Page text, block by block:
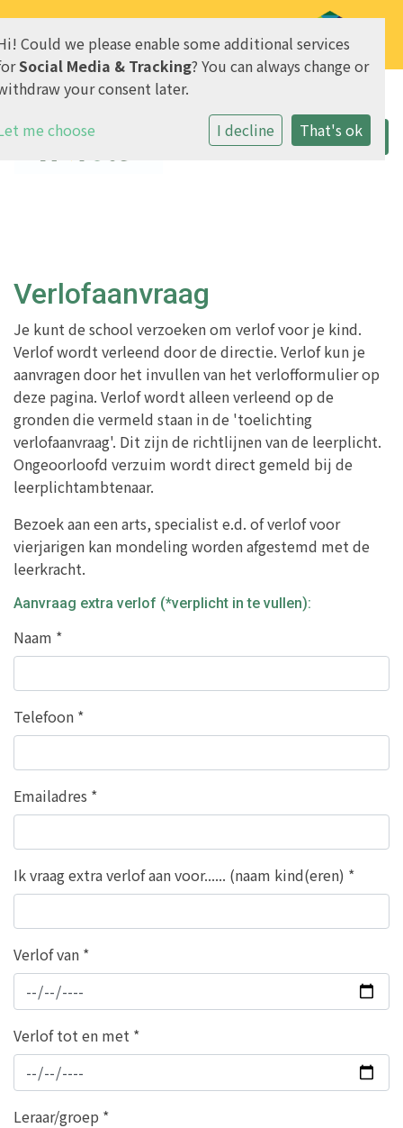
AVG & Privacy
Verlofaanvraag
Je kunt de school verzoeken om verlof voor je kind.
Verlof wordt verleend door de directie. Verlof kun je
aanvragen door het invullen van het verlofformulier op
deze pagina. Verlof wordt alleen verleend op de
gronden die vermeld staan in de 'toelichting
verlofaanvraag'. Dit zijn de richtlijnen van de leerplicht.
Ongeoorloofd verzuim wordt direct gemeld bij de
leerplichtambtenaar.
Bezoek aan een arts, specialist e.d. of verlof voor
vierjarigen kan mondeling worden afgestemd met de
leerkracht.
Aanvraag extra verlof (*verplicht in te vullen):
Naam *
Telefoon *
Emailadres *
Ik vraag extra verlof aan voor...... (naam kind(eren) *
Verlof van *
Verlof tot en met *
Leraar/groep *
Could we please enable some additional services
Social Media & Tracking? You can always change or
your consent later.
me choose
I decline That's ok